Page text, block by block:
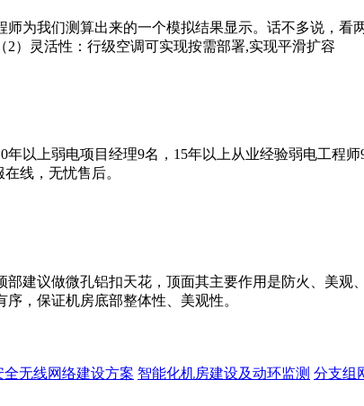
为我们测算出来的一个模拟结果显示。话不多说，看
）灵活性：行级空调可实现按需部署,实现平滑扩容
以上弱电项目经理9名，15年以上从业经验弱电工程
线，无忧售后。
建议做微孔铝扣天花，顶面其主要作用是防火、美
，保证机房底部整体性、美观性。
全无线网络建设方案 智能化机房建设及动环监测 分支组